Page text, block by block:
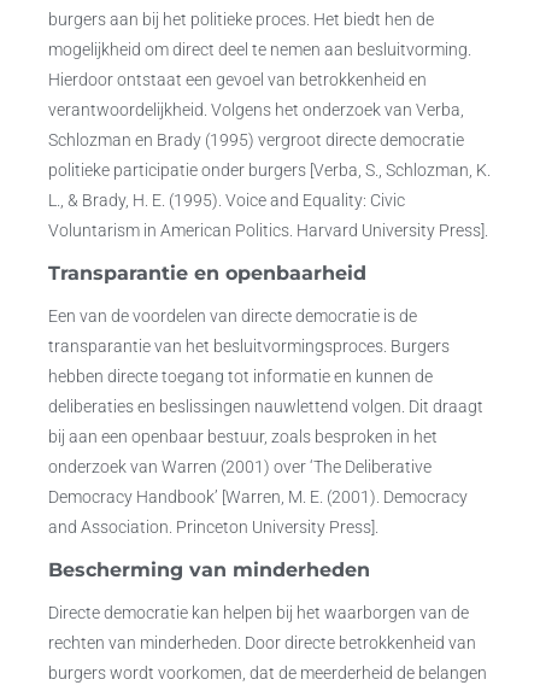
burgers aan bij het politieke proces. Het biedt hen de
mogelijkheid om direct deel te nemen aan besluitvorming.
Hierdoor ontstaat een gevoel van betrokkenheid en
verantwoordelijkheid. Volgens het onderzoek van Verba,
Schlozman en Brady (1995) vergroot directe democratie
politieke participatie onder burgers [Verba, S., Schlozman, K.
L., & Brady, H. E. (1995). Voice and Equality: Civic
Voluntarism in American Politics. Harvard University Press].
Transparantie en openbaarheid
Een van de voordelen van directe democratie is de
transparantie van het besluitvormingsproces. Burgers
hebben directe toegang tot informatie en kunnen de
deliberaties en beslissingen nauwlettend volgen. Dit draagt
bij aan een openbaar bestuur, zoals besproken in het
onderzoek van Warren (2001) over ‘The Deliberative
Democracy Handbook’ [Warren, M. E. (2001). Democracy
and Association. Princeton University Press].
Bescherming van minderheden
Directe democratie kan helpen bij het waarborgen van de
rechten van minderheden. Door directe betrokkenheid van
burgers wordt voorkomen, dat de meerderheid de belangen